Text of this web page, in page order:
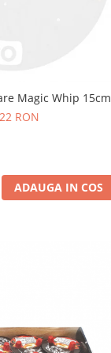
Magic Whip 15cm
RON
ADAUGA IN COS